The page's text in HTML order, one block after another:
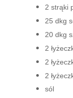
2 strąki
25 dkg
20 dkg
2
2
2
sól